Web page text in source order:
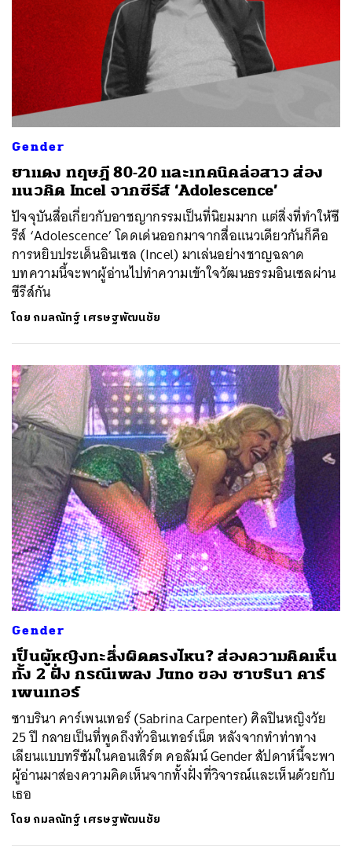
Gender
ยาแดง ทฤษฎี 80-20 และเทคนิคล่อสาว ส่อง
แนวคิด Incel จากซีรีส์ ‘Adolescence’
ปัจจุบันสื่อเกี่ยวกับอาชญากรรมเป็นที่นิยมมาก แต่สิ่งที่ทำให้ซี
รีส์ ‘Adolescence’ โดดเด่นออกมาจากสื่อแนวเดียวกันก็คือ
การหยิบประเด็นอินเซล (Incel) มาเล่นอย่างชาญฉลาด
บทความนี้จะพาผู้อ่านไปทำความเข้าใจวัฒนธรรมอินเซลผ่าน
ซีรีส์กัน
โดย กมลณัทฐ์ เศรษฐพัฒนชัย
Gender
เป็นผู้หญิงทะลึ่งผิดตรงไหน? ส่องความคิดเห็น
ทั้ง 2 ฝั่ง กรณีเพลง Juno ของ ซาบรินา คาร์
เพนเทอร์
ซาบรินา คาร์เพนเทอร์ (Sabrina Carpenter) ศิลปินหญิงวัย
25 ปี กลายเป็นที่พูดถึงทั่วอินเทอร์เน็ต หลังจากทำท่าทาง
เลียนแบบทรีซัมในคอนเสิร์ต คอลัมน์ Gender สัปดาห์นี้จะพา
ผู้อ่านมาส่องความคิดเห็นจากทั้งฝั่งที่วิจารณ์และเห็นด้วยกับ
เธอ
โดย กมลณัทฐ์ เศรษฐพัฒนชัย